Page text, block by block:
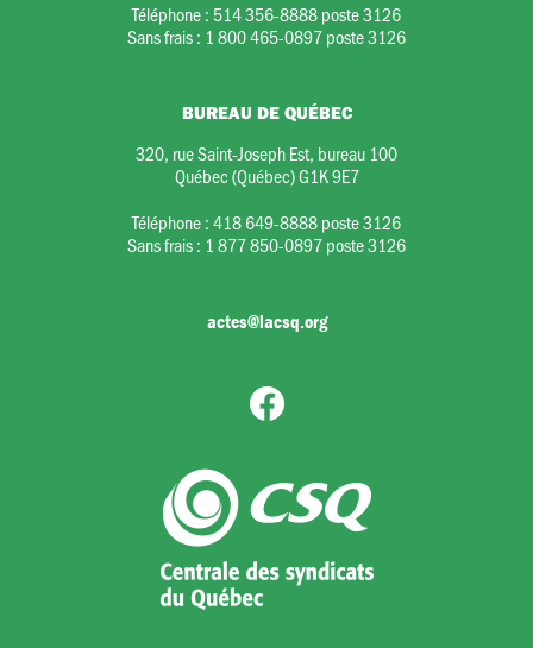
Téléphone : 514 356-8888 poste 3126
Sans frais : 1 800 465-0897 poste 3126
BUREAU DE QUÉBEC
320, rue Saint-Joseph Est, bureau 100
Québec (Québec) G1K 9E7
Téléphone :418 649-8888 poste 3126
Sans frais : 1 877 850-0897 poste 3126
actes@lacsq.org